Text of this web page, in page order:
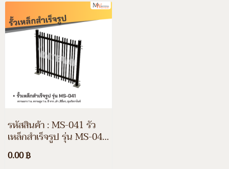
รหัสสินค้า : MS-041 รั้ว
เหล็กสำเร็จรูป รุ่น MS-041
ความยาว 1 ม. ความสูง 1
ม. สี ขาว, ดำ, สีอื่นๆ และชุ
0.00 ฿